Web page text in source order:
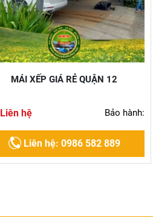
MÁI XẾP GIÁ RẺ QUẬN 12
Liên hệ Bảo hành:
Liên hệ: 0986 582 889